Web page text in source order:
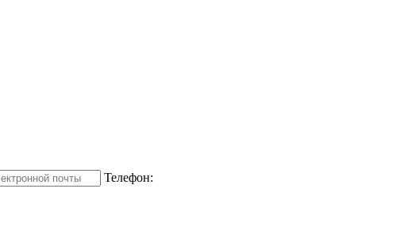
Телефон: